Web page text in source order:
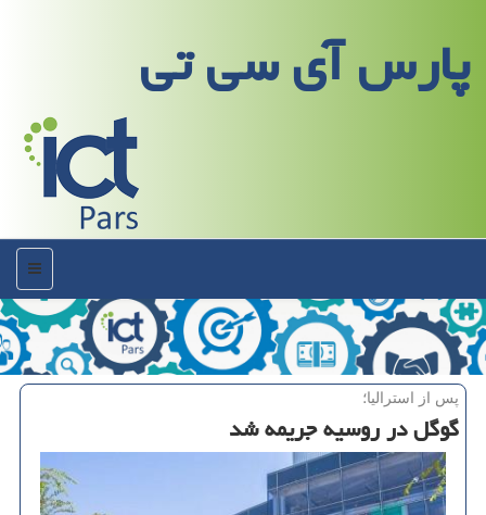
پارس آی سی تی
منو
پس از استرالیا؛
گوگل در روسیه جریمه شد